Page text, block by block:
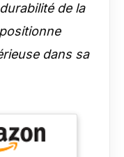
de la
dans sa